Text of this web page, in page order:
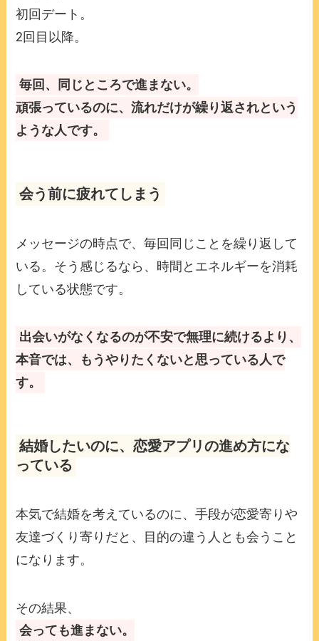
初回デート。
2回目以降。
毎回、同じところで進まない。
頑張っているのに、流れだけが繰り返されという
ような人です。
会う前に疲れてしまう
メッセージの時点で、毎回同じことを繰り返して
いる。そう感じるなら、時間とエネルギーを消耗
している状態です。
出会いがなくなるのが不安で無理に続けるより、
本音では、もうやりたくないと思っている人で
す。
結婚したいのに、恋愛アプリの進め方にな
っている
本気で結婚を考えているのに、手段が恋愛寄りや
友達づくり寄りだと、目的の違う人とも会うこと
になります。
その結果、
会っても進まない。